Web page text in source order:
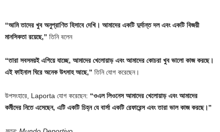
“আমি তাদের খুব অনুপ্রাণিত হিসাবে দেখি। আমাদের একটি দুর্দান্ত দল এবং একটি বিজয়ী
মানসিকতা রয়েছে,” তিনি বলেন
“তারা সবসময়ই এগিয়ে যাচ্ছে, আমাদের খেলোয়াড় এবং আমাদের কোচরা খুব ভালো কাজ করছে।
এই ফাইনাল ঘিরে অনেক উৎসাহ আছে,” তিনি যোগ করেছেন।
উপসংহারে, Laporta যোগ করেছেন: “ওএল লিওনেস আমাদের খেলোয়াড় এবং আমাদের
কর্মীদের নিতে এসেছেন, এটি একটি চিহ্ন যে বার্সা একটি রেফারেন্স এবং তারা ভাল কাজ করছে।”